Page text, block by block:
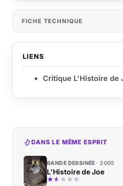
FICHE TECHNIQUE
LIENS
Critique L'Histoire de
DANS LE MÊME ESPRIT
BANDE DESSINÉE 2005
L'Histoire de Joe